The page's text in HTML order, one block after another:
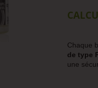
Chaque
de type
une